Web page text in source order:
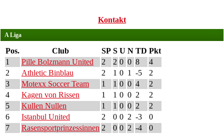
Kontakt
A Liga
Pos. Club SP S U N TD Pkt
1
Pille Bolzmann United 2 2 0 0 8
4
2
Athletic Binblau 2 1 0 1 -5
2
3
Motexx Soccer Team 1 1 0 0 4
2
4
Kagen von Rissen 1 1 0 0 2
2
5
Kullen Nullen 1 1 0 0 2
2
6
Istanbul United 2 0 0 2 -3
0
7
Rasensportprinzessinnen 2 0 0 2 -4
0